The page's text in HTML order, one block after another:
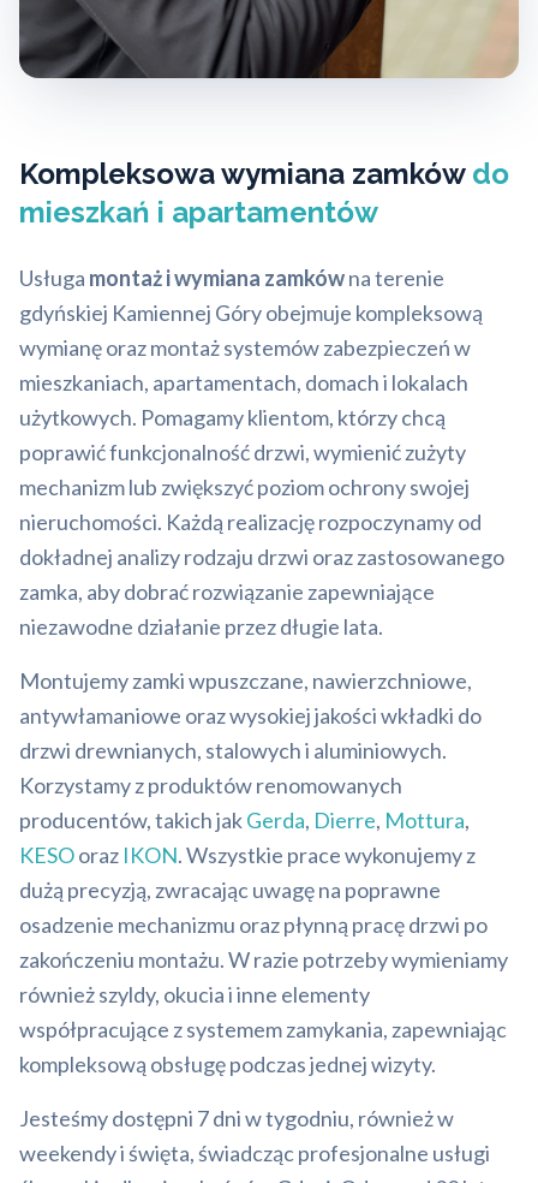
Kompleksowa wymiana zamków do
mieszkań i apartamentów
Usługa montaż i wymiana zamkówna terenie
gdyńskiej Kamiennej Góry obejmuje kompleksową
wymianę oraz montaż systemów zabezpieczeń w
mieszkaniach, apartamentach, domach i lokalach
użytkowych. Pomagamy klientom, którzy chcą
poprawić funkcjonalność drzwi, wymienić zużyty
mechanizm lub zwiększyć poziom ochrony swojej
nieruchomości. Każdą realizację rozpoczynamy od
dokładnej analizy rodzaju drzwi oraz zastosowanego
zamka, aby dobrać rozwiązanie zapewniające
niezawodne działanie przez długie lata.
Montujemy zamki wpuszczane, nawierzchniowe,
antywłamaniowe oraz wysokiej jakości wkładki do
drzwi drewnianych, stalowych i aluminiowych.
Korzystamy z produktów renomowanych
producentów, takich jakGerda, Dierre, Mottura,
KESOoraz IKON. Wszystkie prace wykonujemy z
dużą precyzją, zwracając uwagę na poprawne
osadzenie mechanizmu oraz płynną pracę drzwi po
zakończeniu montażu. W razie potrzeby wymieniamy
również szyldy, okucia i inne elementy
współpracujące z systemem zamykania, zapewniając
kompleksową obsługę podczas jednej wizyty.
Jesteśmy dostępni 7 dni w tygodniu, również w
weekendy i święta, świadcząc profesjonalne usługi